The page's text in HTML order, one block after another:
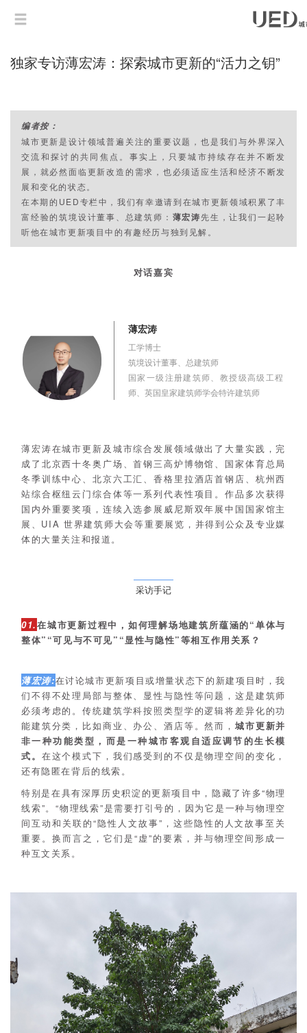
独家专访薄宏涛：探索城市更新的“活力之钥”
编者按：
城市更新是设计领域普遍关注的重要议题，也是我们与外界深入
交流和探讨的共同焦点。事实上，只要城市持续存在并不断发
展，就必然面临更新改造的需求，也必须适应生活和经济不断发
展和变化的状态。
在本期的UED专栏中，我们有幸邀请到在城市更新领域积累了丰
富经验的筑境设计董事、总建筑师： 薄宏涛先生，让我们一起聆
听他在城市更新项目中的有趣经历与独到见解。
对话嘉宾
薄宏涛
工学博士
筑境设计董事、总建筑师
国家一级注册建筑师、教授级高级工程
师、英国皇家建筑师学会特许建筑师
薄宏涛在城市更新及城市综合发展领域做出了大量实践，完
成了北京西十冬奥广场、首钢三高炉博物馆、国家体育总局
冬季训练中心、北京六工汇、香格里拉酒店首钢店、杭州西
站综合枢纽云门综合体等一系列代表性项目。作品多次获得
国内外重要奖项，连续入选参展威尼斯双年展中国国家馆主
展、UIA 世界建筑师大会等重要展览，并得到公众及专业媒
体的大量关注和报道。
采访手记
01.在城市更新过程中，如何理解场地建筑所蕴涵的“单体与
整体”“可见与不可见”“显性与隐性”等相互作用关系？
薄宏涛:在讨论城市更新项目或增量状态下的新建项目时，我
们不得不处理局部与整体、显性与隐性等问题，这是建筑师
必须考虑的。传统建筑学科按照类型学的逻辑将差异化的功
能建筑分类，比如商业、办公、酒店等。然而， 城市更新并
非一种功能类型，而是一种城市客观自适应调节的生长模
式。 在这个模式下，我们感受到的不仅是物理空间的变化，
还有隐匿在背后的线索。
特别是在具有深厚历史积淀的更新项目中，隐藏了许多“物理
线索”。“物理线索”是需要打引号的，因为它是一种与物理空
间互动和关联的“隐性人文故事”，这些隐性的人文故事至关
重要。换而言之，它们是“虚”的要素，并与物理空间形成一
种互文关系。